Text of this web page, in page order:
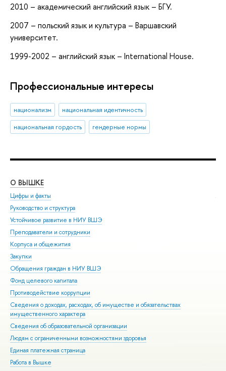
2010 – академический английский язык – БГУ.
2007 – польский язык и культура – Варшавский
университет.
1999-2002 – английский язык – International House.
Профессиональные интересы
национализм
национальная идентичность
национальная гордость
гендерные нормы
О ВЫШКЕ
Цифры и факты
Руководство и структура
Устойчивое развитие в НИУ ВШЭ
Преподаватели и сотрудники
Корпуса и общежития
Закупки
Обращения граждан в НИУ ВШЭ
Фонд целевого капитала
Противодействие коррупции
Сведения о доходах, расходах, об имуществе и обязательствах
имущественного характера
Сведения об образовательной организации
Людям с ограниченными возможностями здоровья
Единая платежная страница
Работа в Вышке